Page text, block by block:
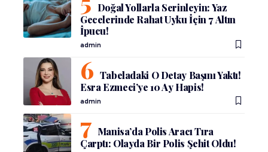
Doğal Yollarla Serinleyin: Yaz
Gecelerinde Rahat Uyku İçin 7 Altın
İpucu!
admin
Tabeladaki O Detay Başını Yaktı!
Esra Ezmeci’ye 10 Ay Hapis!
admin
Manisa’da Polis Aracı Tıra
Çarptı: Olayda Bir Polis Şehit Oldu!